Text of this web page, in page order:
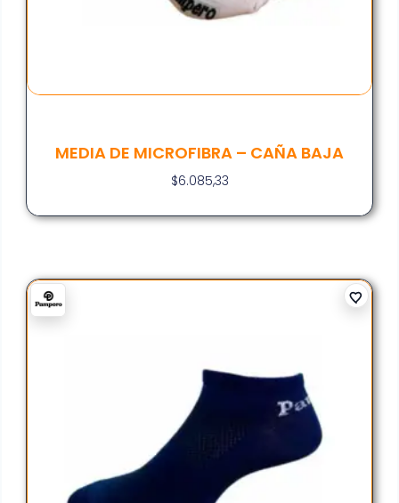
MEDIA DE MICROFIBRA – CAÑA BAJA
$6.085,33